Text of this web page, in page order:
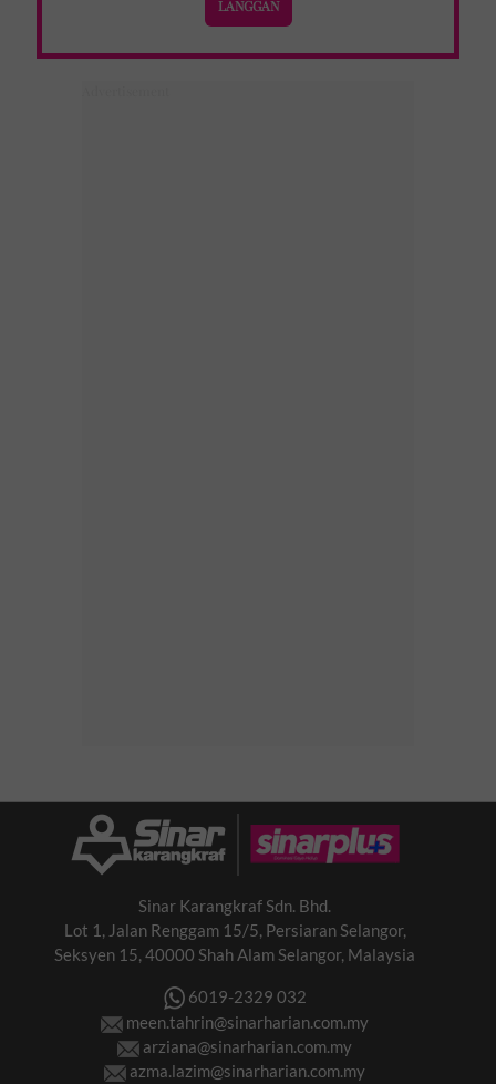
Sinar Karangkraf Sdn. Bhd.
Lot 1, Jalan Renggam 15/5, Persiaran Selangor,
Seksyen 15, 40000 Shah Alam Selangor, Malaysia
6019-2329 032
meen.tahrin@sinarharian.com.my
arziana@sinarharian.com.my
azma.lazim@sinarharian.com.my